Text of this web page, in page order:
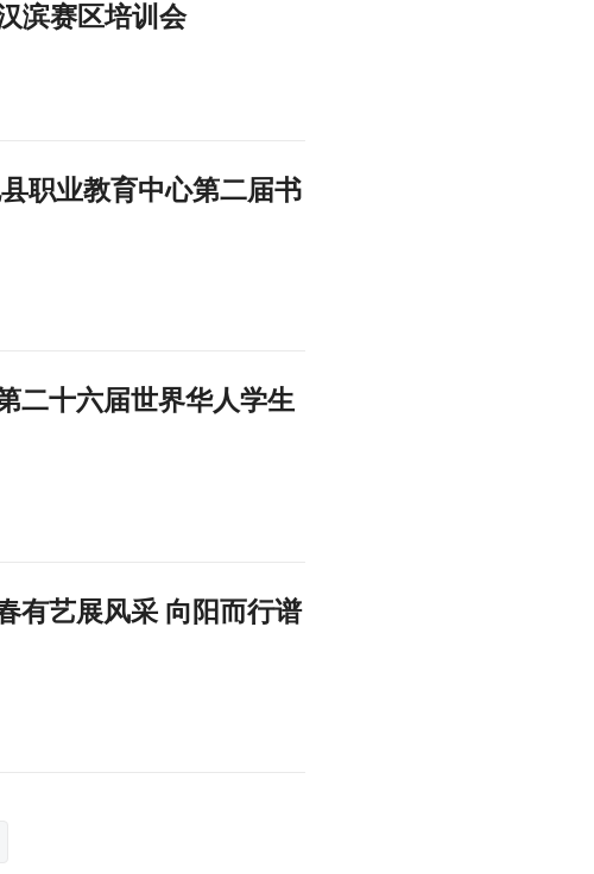
滨赛区培训会
职业教育中心第二届书
二十六届世界华人学生
有艺展风采 向阳而行谱